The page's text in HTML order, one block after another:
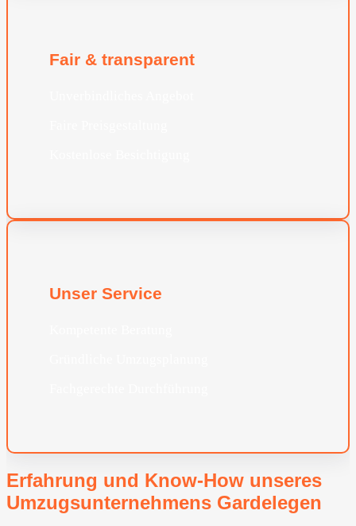
Fair & transparent
Unser Service
Erfahrung und Know-How unseres
Umzugsunternehmens Gardelegen